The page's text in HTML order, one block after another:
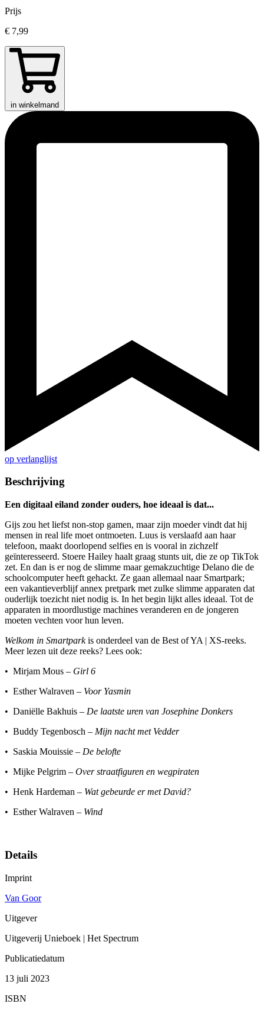
Prijs
€ 7,99
in winkelmand
op verlanglijst
Beschrijving
Een digitaal eiland zonder ouders, hoe ideaal is dat...
Gijs zou het liefst non-stop gamen, maar zijn moeder vindt dat hij
mensen in real life moet ontmoeten. Luus is verslaafd aan haar
telefoon, maakt doorlopend selfies en is vooral in zichzelf
geïnteresseerd. Stoere Hailey haalt graag stunts uit, die ze op TikTok
zet. En dan is er nog de slimme maar gemakzuchtige Delano die de
schoolcomputer heeft gehackt. Ze gaan allemaal naar Smartpark;
een vakantieverblijf annex pretpark met zulke slimme apparaten dat
ouderlijk toezicht niet nodig is. In het begin lijkt alles ideaal. Tot de
apparaten in moordlustige machines veranderen en de jongeren
moeten vechten voor hun leven.
Welkom in Smartparkis onderdeel van de Best of YA | XS-reeks.
Meer lezen uit deze reeks? Lees ook:
• Mirjam Mous – Girl 6
• Esther Walraven – Voor Yasmin
• Daniëlle Bakhuis – De laatste uren van Josephine Donkers
• Buddy Tegenbosch – Mijn nacht met Vedder
• Saskia Mouissie – De belofte
• Mijke Pelgrim – Over straatfiguren en wegpiraten
• Henk Hardeman – Wat gebeurde er met David?
• Esther Walraven – Wind
Details
Imprint
Van Goor
Uitgever
Uitgeverij Unieboek | Het Spectrum
Publicatiedatum
13 juli 2023
ISBN